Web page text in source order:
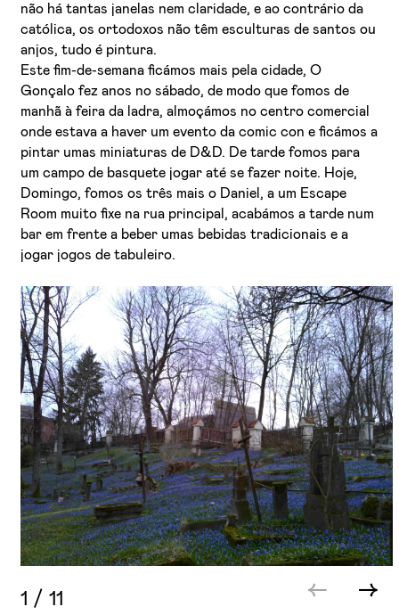
não há tantas janelas nem claridade, e ao contrário da
católica, os ortodoxos não têm esculturas de santos ou
anjos, tudo é pintura.
Este fim-de-semana ficámos mais pela cidade, O
Gonçalo fez anos no sábado, de modo que fomos de
manhã à feira da ladra, almoçámos no centro comercial
onde estava a haver um evento da comic con e ficámos a
pintar umas miniaturas de D&D. De tarde fomos para
um campo de basquete jogar até se fazer noite. Hoje,
Domingo, fomos os três mais o Daniel, a um Escape
Room muito fixe na rua principal, acabámos a tarde num
bar em frente a beber umas bebidas tradicionais e a
jogar jogos de tabuleiro.
1 /11